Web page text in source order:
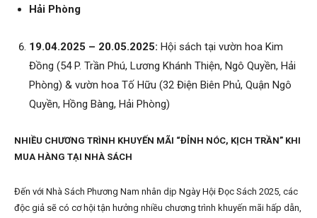
Hải Phòng
19.04.2025 – 20.05.2025: Hội sách tại vườn hoa Kim
Đồng (54 P. Trần Phú, Lương Khánh Thiện, Ngô Quyền, Hải
Phòng) & vườn hoa Tố Hữu (32 Điện Biên Phủ, Quận Ngô
Quyền, Hồng Bàng, Hải Phòng)
NHIỀU CHƯƠNG TRÌNH KHUYẾN MÃI “ĐỈNH NÓC, KỊCH TRẦN” KHI
MUA HÀNG TẠI NHÀ SÁCH
Đến với Nhà Sách Phương Nam nhân dịp Ngày Hội Đọc Sách 2025, các
độc giả sẽ có cơ hội tận hưởng nhiều chương trình khuyến mãi hấp dẫn,